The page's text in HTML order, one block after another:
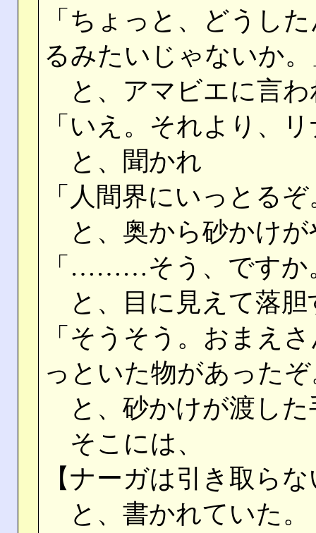
「ちょっと、どうし
るみたいじゃないか
と、アマビエに言わ
「いえ。それより、
と、聞かれ
「人間界にいっとる
と、奥から砂かけが
「………そう、ですか
と、目に見えて落胆
「そうそう。おまえ
っといた物があった
と、砂かけが渡した
そこには、
【ナーガは引き取ら
と、書かれていた。